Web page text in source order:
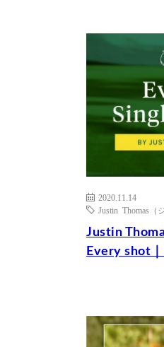
2020.11.14
Justin Thomas（
Justin
Every shot